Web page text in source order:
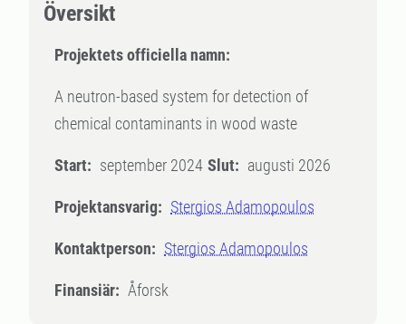
Översikt
Projektets officiella namn:
A neutron-based system for detection of
chemical contaminants in wood waste
Start: september 2024 Slut: augusti 2026
Projektansvarig: Stergios Adamopoulos
Kontaktperson: Stergios Adamopoulos
Finansiär: Åforsk